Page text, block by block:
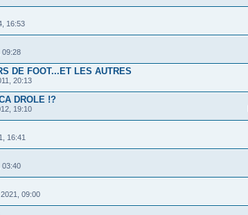
16:53
09:28
DE FOOT...ET LES AUTRES
20:13
DROLE !?
19:10
16:41
03:40
09:00